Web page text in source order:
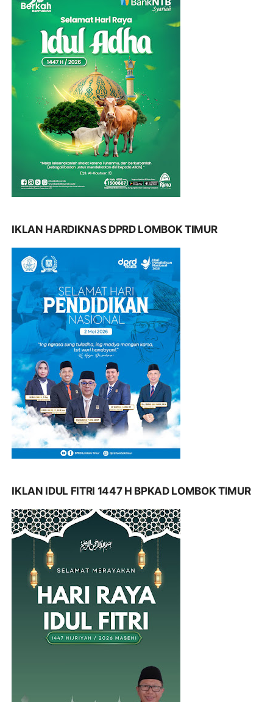
IKLAN HARDIKNAS DPRD LOMBOK TIMUR
IKLAN IDUL FITRI 1447 H BPKAD LOMBOK TIMUR